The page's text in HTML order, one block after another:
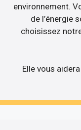
environnement.
de l’énergie
choisissez
Elle vous